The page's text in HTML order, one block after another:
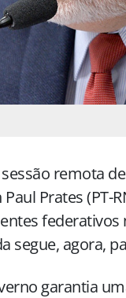
remota
Prates (PT-
segue, agora,
garantia